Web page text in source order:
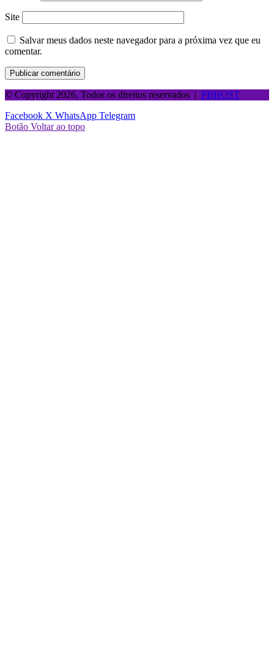
Site
Salvar meus dados neste navegador para a próxima vez que eu
comentar.
© Copyright 2026, Todos os direitos reservados | PBHOST
Facebook X WhatsApp Telegram
Botão Voltar ao topo